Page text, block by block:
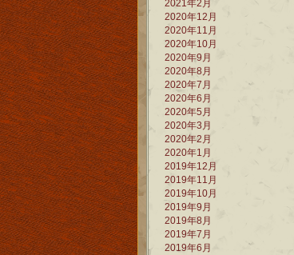
2021年2月
2020年12月
2020年11月
2020年10月
2020年9月
2020年8月
2020年7月
2020年6月
2020年5月
2020年3月
2020年2月
2020年1月
2019年12月
2019年11月
2019年10月
2019年9月
2019年8月
2019年7月
2019年6月